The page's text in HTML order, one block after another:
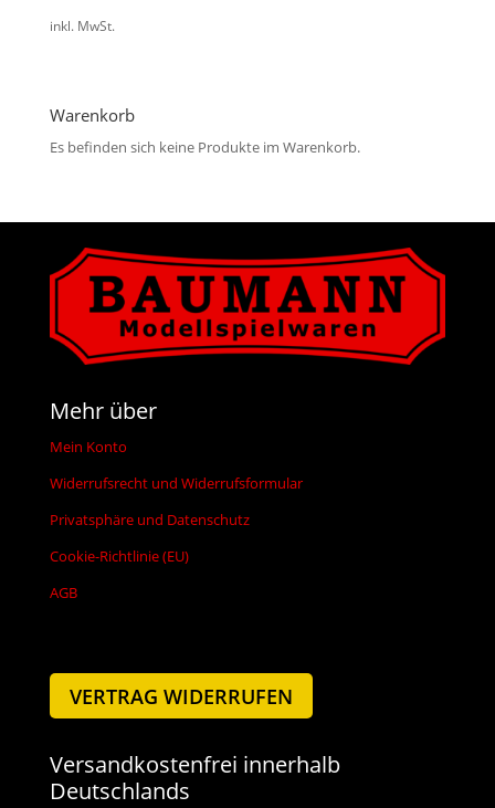
inkl. MwSt.
Warenkorb
Es befinden sich keine Produkte im Warenkorb.
Mehr über
Mein Konto
Widerrufsrecht und Widerrufsformular
Privatsphäre und Datenschutz
Cookie-Richtlinie (EU)
AGB
VERTRAG WIDERRUFEN
Versandkostenfrei innerhalb
Deutschlands